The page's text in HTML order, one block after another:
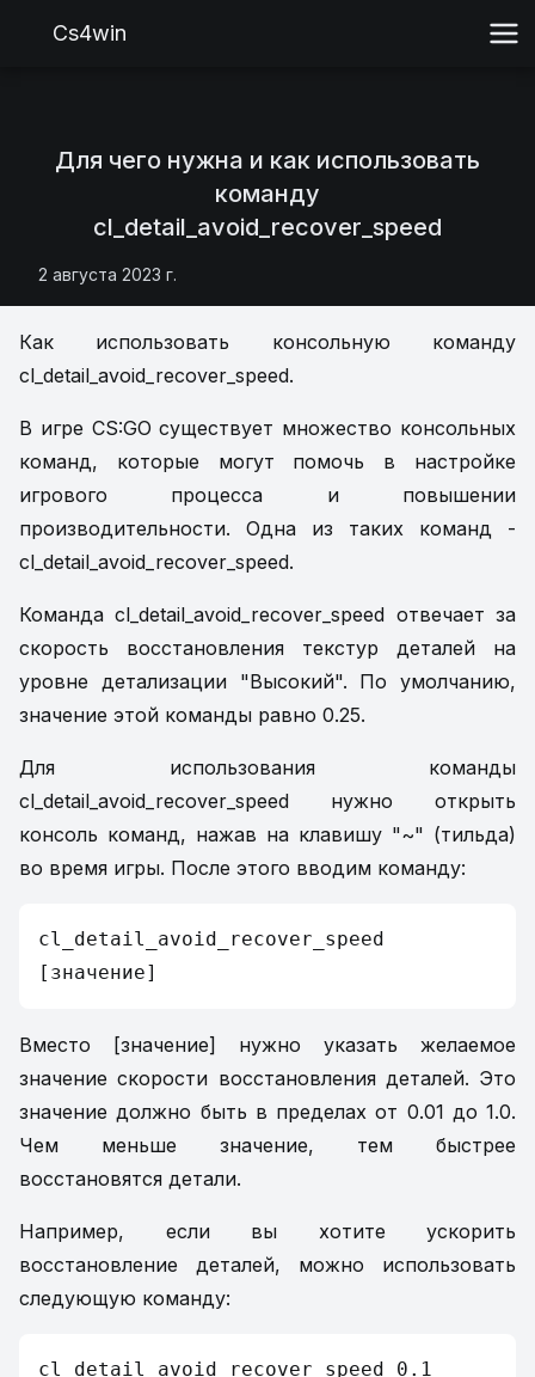
Cs4win
Для чего нужна и как использовать
команду
cl_detail_avoid_recover_speed
2 августа 2023 г.
Как использовать консольную команду
cl_detail_avoid_recover_speed.
В игре CS:GO существует множество консольных
команд, которые могут помочь в настройке
игрового процесса и повышении
производительности. Одна из таких команд -
cl_detail_avoid_recover_speed.
Команда cl_detail_avoid_recover_speed отвечает за
скорость восстановления текстур деталей на
уровне детализации "Высокий". По умолчанию,
значение этой команды равно 0.25.
Для использования команды
cl_detail_avoid_recover_speed нужно открыть
консоль команд, нажав на клавишу "~" (тильда)
во время игры. После этого вводим команду:
cl_detail_avoid_recover_speed
[значение]
Вместо [значение] нужно указать желаемое
значение скорости восстановления деталей. Это
значение должно быть в пределах от 0.01 до 1.0.
Чем меньше значение, тем быстрее
восстановятся детали.
Например, если вы хотите ускорить
восстановление деталей, можно использовать
следующую команду:
cl_detail_avoid_recover_speed 0.1